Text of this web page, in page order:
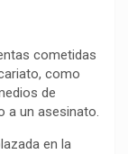
cometidas
como
de
a un asesinato.
en la